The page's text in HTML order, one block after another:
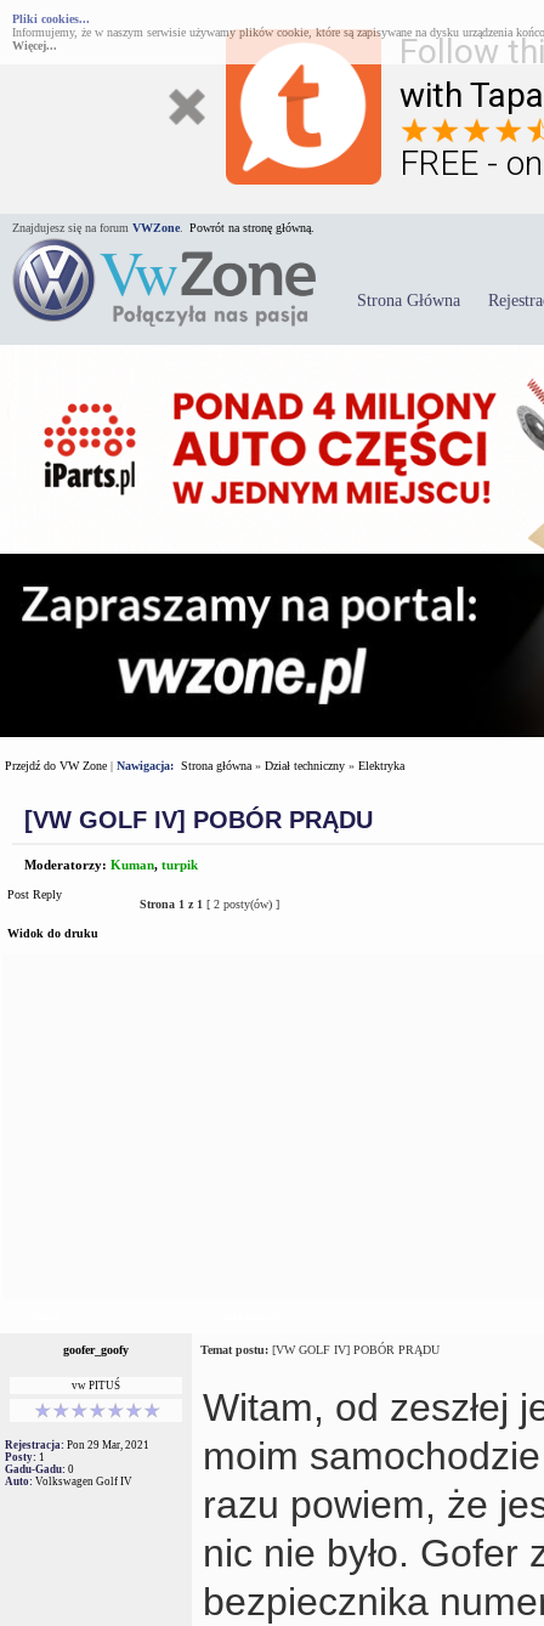
Follow
with
FREE -
Pliki cookies...
Informujemy, że w naszym serwisie używamy plików cookie, które są zapisywane na dysku urządzenia
Więcej...
Znajdujesz się na forum VWZone Powrót na stronę główną.
Strona Główna
Przejdź do VW Zone | Nawigacja: Strona główna » Dział techniczny » Elektryka
[VW GOLF IV] POBÓR PRĄDU
Moderatorzy: Kuman, turpik
Post Reply
Strona 1 z 1 [ 2 posty(ów) ]
Widok do druku
goofer_goofy Temat postu: [VW GOLF IV] POBÓR PRĄDU
vw PITUŚ
Rejestracja: Pon 29 Mar, 2021
Posty: 1
Gadu-Gadu: 0
Auto: Volkswagen Golf IV
Witam, od zeszłej
moim
razu powiem, że
nic nie było. Gofer
bezpiecznika